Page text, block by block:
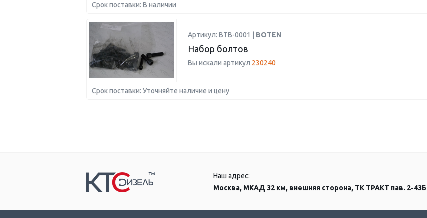
Срок поставки: В наличии
Артикул: BTB-0001 | BOTEN
Набор болтов
Вы искали артикул 230240
Срок поставки: Уточняйте наличие и цену
Наш адрес:
Москва, МКАД 32 км, внешняя сторона, ТК ТРАКТ пав. 2-43Б